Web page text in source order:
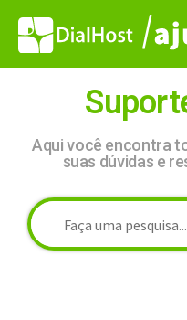
Aqui você encontra
suas dúvidas e